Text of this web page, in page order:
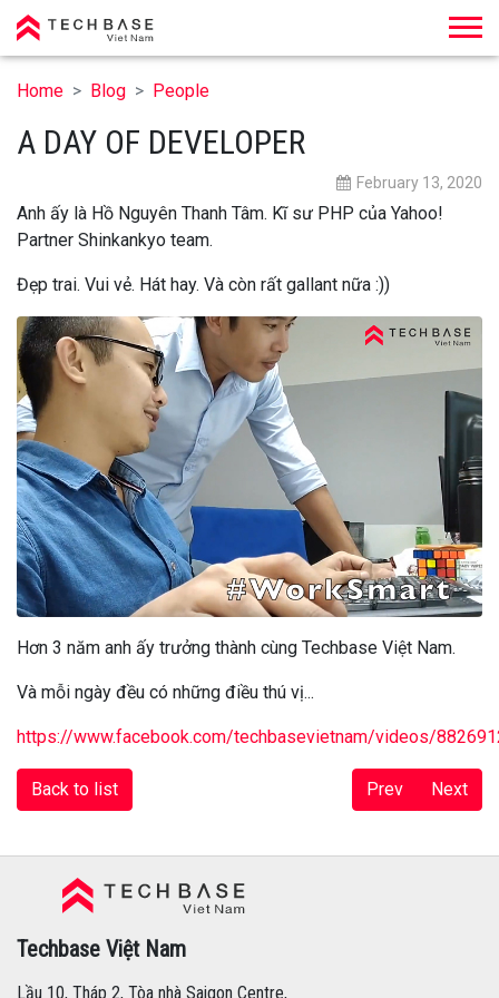
Home Blog People
A DAY OF DEVELOPER
February 13, 2020
Anh ấy là Hồ Nguyên Thanh Tâm. Kĩ sư PHP của Yahoo!
Partner Shinkankyo team.
Đẹp trai. Vui vẻ. Hát hay. Và còn rất gallant nữa :))
Hơn 3 năm anh ấy trưởng thành cùng Techbase Việt Nam.
Và mỗi ngày đều có những điều thú vị...
https://www.facebook.com/techbasevietnam/videos/
Back to list Prev Next
Techbase Việt Nam
Lầu 10, Tháp 2, Tòa nhà Saigon Centre,